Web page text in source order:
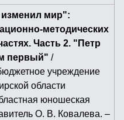
изменил мир":
методических
Часть 2. "Петр
первый" /
учреждение
области
юношеская
О. В. Ковалева. –